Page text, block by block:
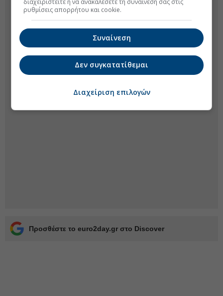
Προσθέστε το euro2day.gr στο Discover
διαχειριστείτε ή να ανακαλέσετε τη συναίνεσή σας στις
ρυθμίσεις απορρήτου και cookie.
Συναίνεση
Δεν συγκατατίθεμαι
Διαχείριση επιλογών